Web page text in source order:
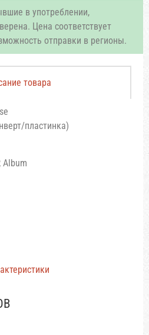
в употреблении,
Цена соответствует
отправки в регионы.
товара
пластинка)
Album